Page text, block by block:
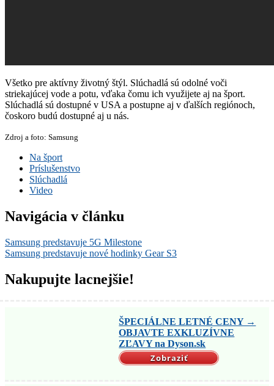
Všetko pre aktívny životný štýl. Slúchadlá sú odolné voči
striekajúcej vode a potu, vďaka čomu ich využijete aj na šport.
Slúchadlá sú dostupné v USA a postupne aj v ďalších regiónoch,
čoskoro budú dostupné aj u nás.
Zdroj a foto: Samsung
Na šport
Príslušenstvo
Slúchadlá
Video
Navigácia v článku
Samsung predstavuje 5G Milestone
Samsung predstavuje nové hodinky Gear S3
Nakupujte lacnejšie!
ŠPECIÁLNE LETNÉ CENY →
OBJAVTE EXKLUZÍVNE
ZĽAVY na Dyson.sk
Zobraziť